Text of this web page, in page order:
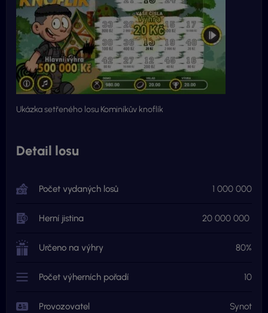
Ukázka setřeného losu Kominíkův knoflík
Detail losu
Počet vydaných losů 1 000 000
Herní jistina 20 000 000
Určeno na výhry 80%
Počet výherních pořadí 10
Provozovatel Synot